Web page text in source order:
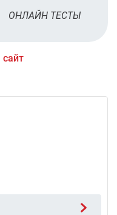
сайт
ОНЛАЙН ТЕСТЫ